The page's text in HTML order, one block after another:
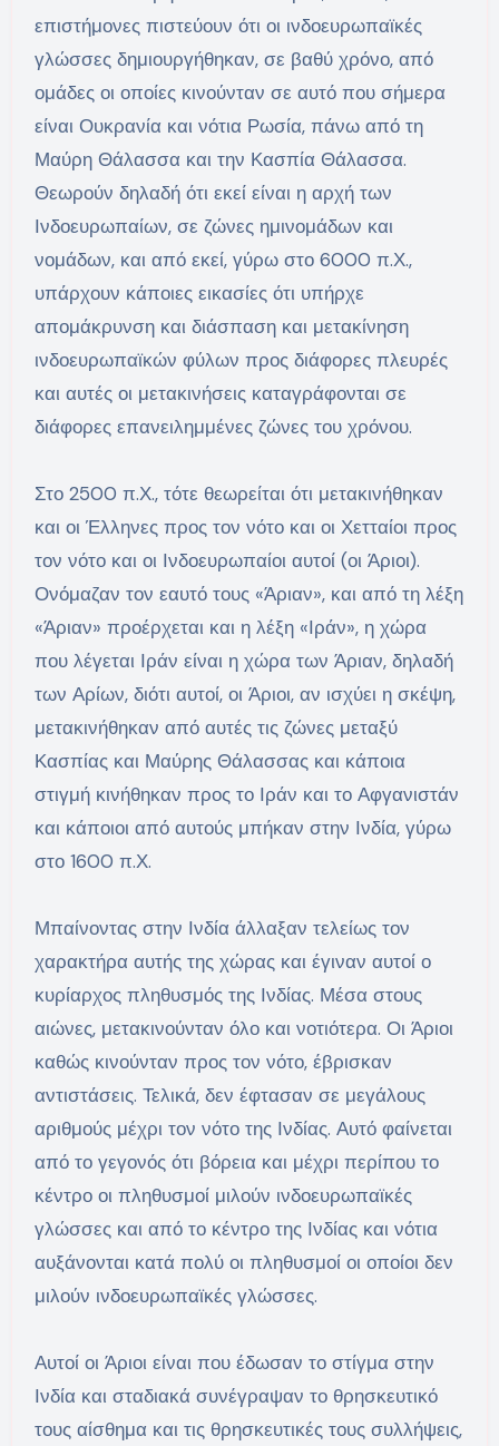
επιστήμονες πιστεύουν ότι οι ινδοευρωπαϊκές
γλώσσες δημιουργήθηκαν, σε βαθύ χρόνο, από
ομάδες οι οποίες κινούνταν σε αυτό που σήμερα
είναι Ουκρανία και νότια Ρωσία, πάνω από τη
Μαύρη Θάλασσα και την Κασπία Θάλασσα.
Θεωρούν δηλαδή ότι εκεί είναι η αρχή των
Ινδοευρωπαίων, σε ζώνες ημινομάδων και
νομάδων, και από εκεί, γύρω στο 6000 π.Χ.,
υπάρχουν κάποιες εικασίες ότι υπήρχε
απομάκρυνση και διάσπαση και μετακίνηση
ινδοευρωπαϊκών φύλων προς διάφορες πλευρές
και αυτές οι μετακινήσεις καταγράφονται σε
διάφορες επανειλημμένες ζώνες του χρόνου.
Στο 2500 π.Χ., τότε θεωρείται ότι μετακινήθηκαν
και οι Έλληνες προς τον νότο και οι Χετταίοι προς
τον νότο και οι Ινδοευρωπαίοι αυτοί (οι Άριοι).
Ονόμαζαν τον εαυτό τους «Άριαν», και από τη λέξη
«Άριαν» προέρχεται και η λέξη «Ιράν», η χώρα
που λέγεται Ιράν είναι η χώρα των Άριαν, δηλαδή
των Αρίων, διότι αυτοί, οι Άριοι, αν ισχύει η σκέψη,
μετακινήθηκαν από αυτές τις ζώνες μεταξύ
Κασπίας και Μαύρης Θάλασσας και κάποια
στιγμή κινήθηκαν προς το Ιράν και το Αφγανιστάν
και κάποιοι από αυτούς μπήκαν στην Ινδία, γύρω
στο 1600 π.Χ.
Μπαίνοντας στην Ινδία άλλαξαν τελείως τον
χαρακτήρα αυτής της χώρας και έγιναν αυτοί ο
κυρίαρχος πληθυσμός της Ινδίας. Μέσα στους
αιώνες, μετακινούνταν όλο και νοτιότερα. Οι Άριοι
καθώς κινούνταν προς τον νότο, έβρισκαν
αντιστάσεις. Τελικά, δεν έφτασαν σε μεγάλους
αριθμούς μέχρι τον νότο της Ινδίας. Αυτό φαίνεται
από το γεγονός ότι βόρεια και μέχρι περίπου το
κέντρο οι πληθυσμοί μιλούν ινδοευρωπαϊκές
γλώσσες και από το κέντρο της Ινδίας και νότια
αυξάνονται κατά πολύ οι πληθυσμοί οι οποίοι δεν
μιλούν ινδοευρωπαϊκές γλώσσες.
Αυτοί οι Άριοι είναι που έδωσαν το στίγμα στην
Ινδία και σταδιακά συνέγραψαν το θρησκευτικό
τους αίσθημα και τις θρησκευτικές τους συλλήψεις,